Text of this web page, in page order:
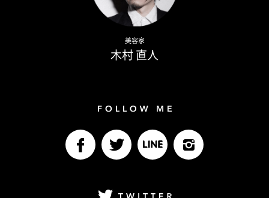
美容家
木村 直人